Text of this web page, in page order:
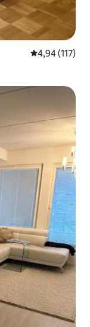
Gemiddelde
4,94 (117)